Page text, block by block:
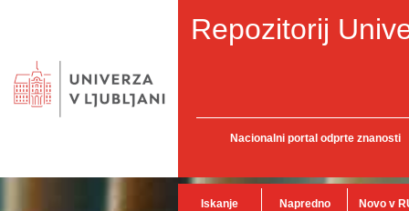
Repozitorij
Nacionalni portal odprte znanosti
Iskanje Napredno Novo v